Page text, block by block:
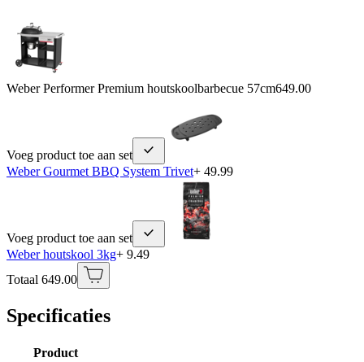
Weber Performer Premium houtskoolbarbecue 57cm649.00
Voeg product toe aan set
Weber Gourmet BBQ System Trivet+ 49.99
Voeg product toe aan set
Weber houtskool 3kg+ 9.49
Totaal 649.00
Specificaties
Product